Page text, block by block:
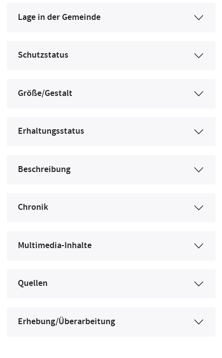
Lage in der Gemeinde
Schutzstatus
Größe/Gestalt
Erhaltungsstatus
Beschreibung
Chronik
Multimedia-Inhalte
Quellen
Erhebung/Überarbeitung